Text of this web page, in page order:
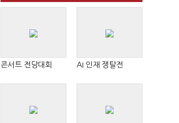
콘서트 전당대회 AI 인재 쟁탈전